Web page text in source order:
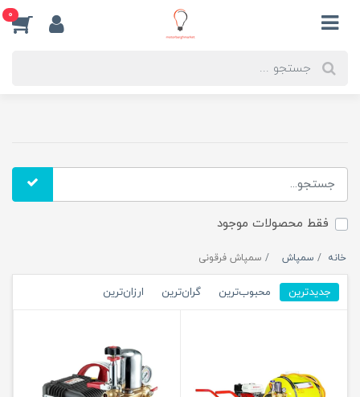
0
فقط محصولات موجود
خانه سمپاش سمپاش فرقونی
جدیدترین محبوب‌ترین گران‌ترین ارزان‌ترین